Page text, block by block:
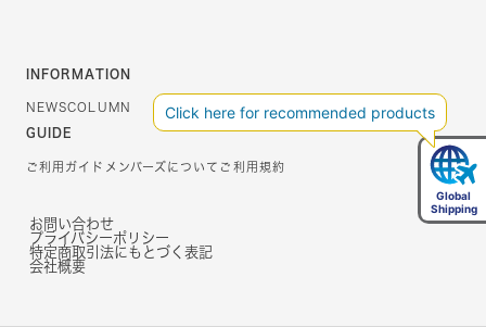
INFORMATION
NEWSCOLUMN
GUIDE
ご利用ガイド メンバーズについて ご利用規約
お問い合わせ
プライバシーポリシー
特定商取引法にもとづく表記
会社概要